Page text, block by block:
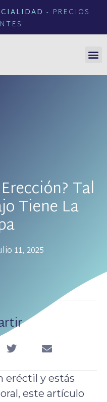
- PRECIOS
Tal
Tiene La
11, 2025
eréctil y estás
este artículo